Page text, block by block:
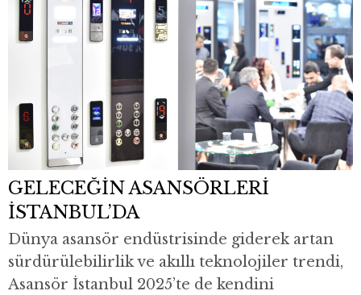
GELECEĞİN ASANSÖRLERİ
İSTANBUL’DA
Dünya asansör endüstrisinde giderek artan
sürdürülebilirlik ve akıllı teknolojiler trendi,
Asansör İstanbul 2025’te de kendini